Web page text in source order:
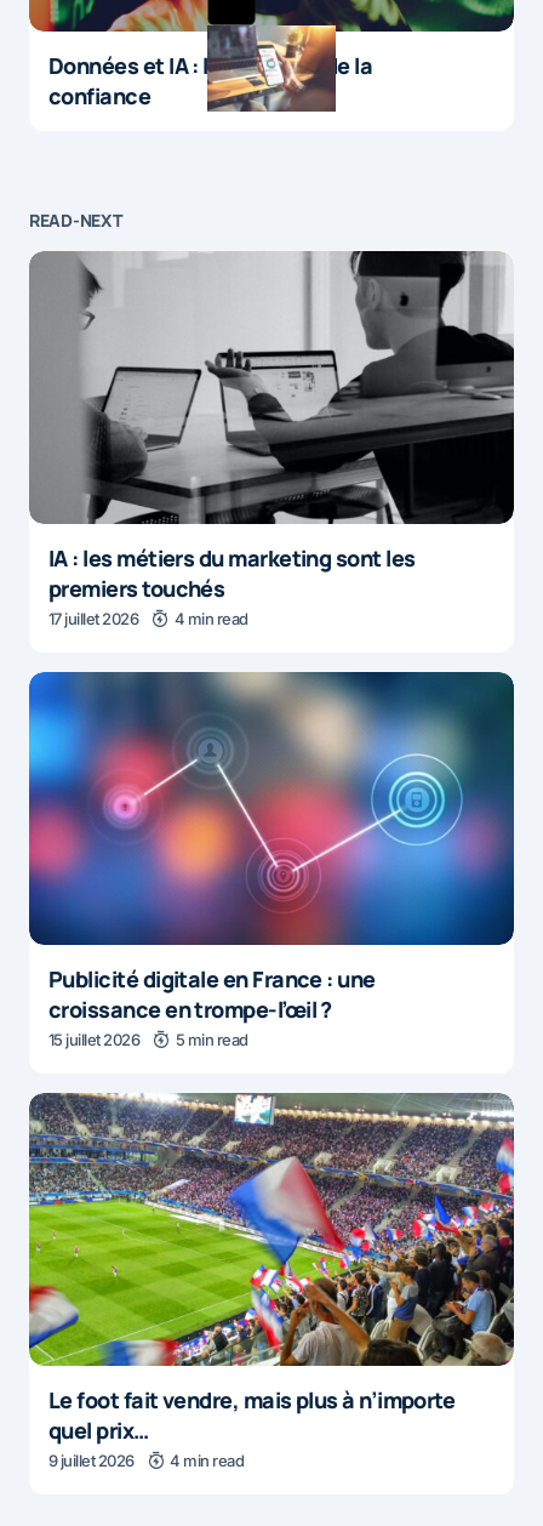
Données et IA : le paradoxe de la
confiance
READ-NEXT
IA : les métiers du marketing sont les
premiers touchés
17 juillet 2026 4 min read
Publicité digitale en France : une
croissance en trompe-l’œil ?
15 juillet 2026 5 min read
Le foot fait vendre, mais plus à n’importe
quel prix…
9 juillet 2026 4 min read